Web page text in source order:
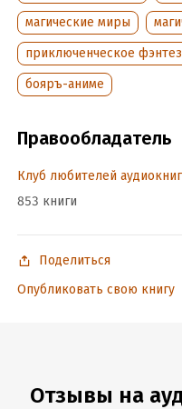
магические миры
приключенческое
бояръ-аниме
Правообладатель
Клуб любителей аудиокниг
853 книги
Поделиться
Опубликовать свою книгу
Отзывы на